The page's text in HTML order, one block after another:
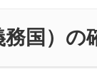
務国）の